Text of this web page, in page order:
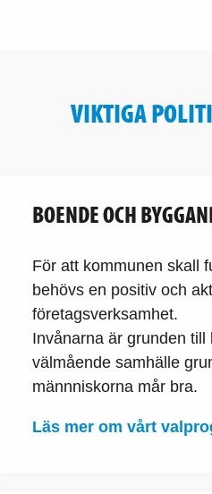
VIKTIGA
BOENDE OCH
För att kommunen skall
behövs en positiv och
företagsverksamhet.
Invånarna är grunden
välmående samhälle
männniskorna mår bra.
Läs mer om vårt